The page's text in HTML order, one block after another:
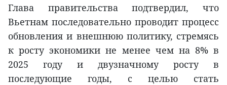
Глава правительства подтвердил, что
Вьетнам последовательно проводит процесс
обновления и внешнюю политику, стремясь
к росту экономики не менее чем на 8% в
2025 году и двузначному росту в
последующие годы, с целью стать